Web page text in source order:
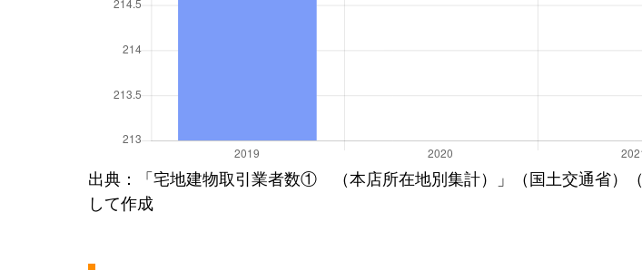
出典：「宅地建物取引業者数① （本店所在地別集計）」（国土交通省）（
して作成